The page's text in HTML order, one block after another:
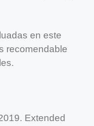
en este
recomendable
Extended